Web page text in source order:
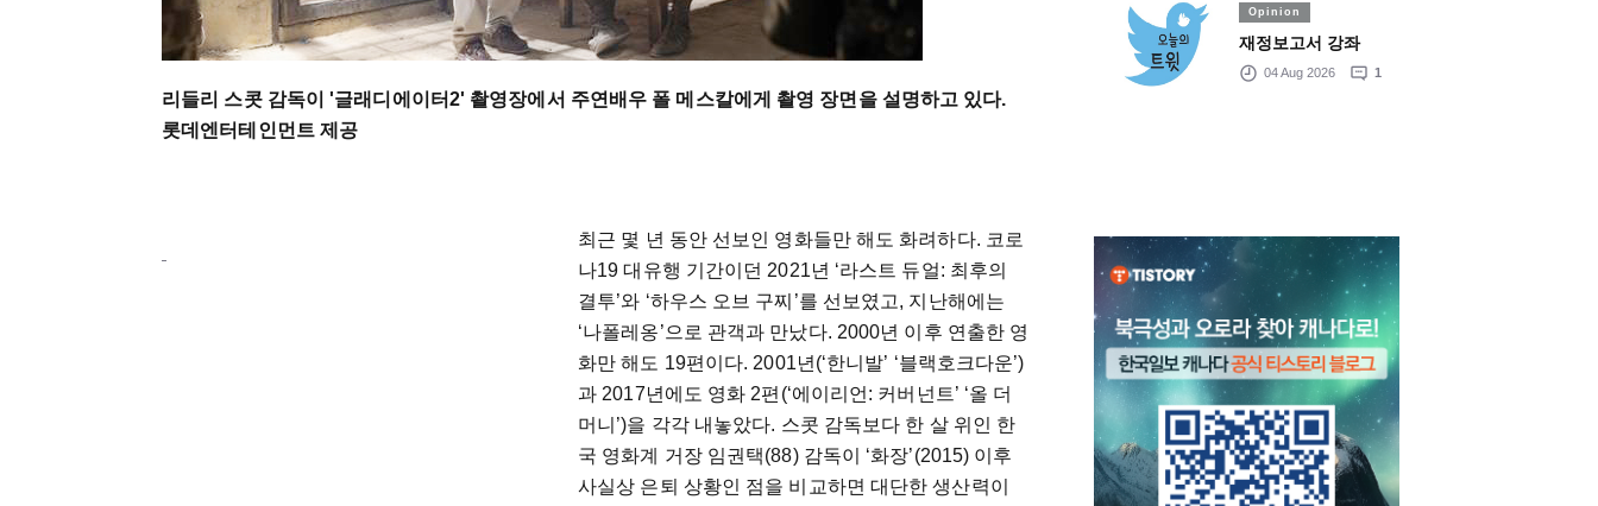
리들리 스콧 감독이 '글래디에이터2' 촬영장에서 주연배우 폴 메스칼에게 촬영 장면을 설명하고 있다.
롯데엔터테인먼트 제공
최근 몇 년 동안 선보인 영화들만 해도 화려하다. 코로
나19 대유행 기간이던 2021년 ‘라스트 듀얼: 최후의
결투’와 ‘하우스 오브 구찌’를 선보였고, 지난해에는
‘나폴레옹’으로 관객과 만났다. 2000년 이후 연출한 영
화만 해도 19편이다. 2001년(‘한니발’ ‘블랙호크다운’)
과 2017년에도 영화 2편(‘에이리언: 커버넌트’ ‘올 더
머니’)을 각각 내놓았다. 스콧 감독보다 한 살 위인 한
국 영화계 거장 임권택(88) 감독이 ‘화장’(2015) 이후
사실상 은퇴 상황인 점을 비교하면 대단한 생산력이
Opinion
재정보고서 강좌
04 Aug 2026 1